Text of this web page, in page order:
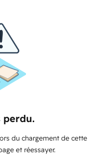
perdu.
du chargement de cette
et réessayer.